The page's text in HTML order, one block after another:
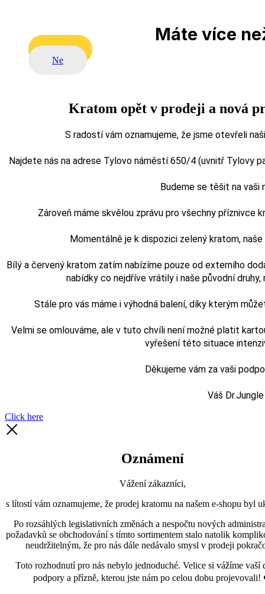
Máte více
Ne
Kratom opět v prodeji a nová
S radostí vám oznamujeme, že jsme otevřeli
Najdete nás na adrese Tylovo náměstí 650/4 (uvnitř Tylovy
Budeme se těšit na vaši
Zároveň máme skvělou zprávu pro všechny příznivce
Momentálně je k dispozici zelený kratom,
Bílý a červený kratom zatím nabízíme pouze od externího
nabídky co nejdříve vrátily i naše původní
Stále pro vás máme i výhodná balení, díky kterým
Velmi se omlouváme, ale v tuto chvíli není možné platit
vyřešení této situace
Děkujeme vám za vaši
Váš
Click here
Oznámení
Vážení zákazníci,
s lítostí vám oznamujeme, že prodej kratomu na našem e-shopu byl
Po rozsáhlých legislativních změnách a nespočtu nových
požadavků se obchodování s tímto sortimentem stalo natolik
neudržitelným, že pro nás dále nedávalo smysl v prodeji
Toto rozhodnutí pro nás nebylo jednoduché. Velice si vážíme vaší
podpory a přízně, kterou jste nám po celou dobu